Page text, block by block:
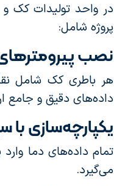
در واحد تولیدات کک
پروژه شامل:
نصب
هر باطری کک شامل
داده‌های دقیق و جامع
یکپارچه‌سازی
تمام داده‌های دما
می‌گیرد.